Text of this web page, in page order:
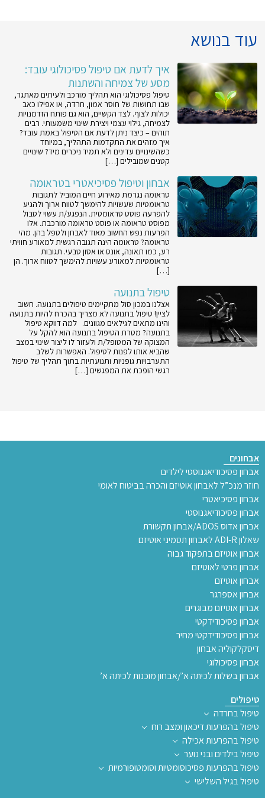
עוד בנושא
איך לדעת אם טיפול פסיכולוגי עובד:
מסע של צמיחה והשתנות
טיפול פסיכולוגי הוא תהליך מורכב ולעיתים מאתגר,
שבו תחושות של חוסר אמון, חרדה, או אפילו כאב
יכולות לצוף. לצד הקשיים, הוא גם פותח הזדמנויות
לצמיחה, גילוי עצמי ויצירת שינוי משמעותי. רבים
תוהים – כיצד ניתן לדעת אם הטיפול באמת עובד?
איך מזהים את התקדמות התהליך, במיוחד
כשהשינויים עדינים ולא תמיד ניכרים מיד? שינויים
קטנים שמובילים […]
אבחון וטיפול פסיכיאטרי בטראומה
טראומה נגרמת מאירוע חיים המוביל לתגובות
טראומטיות שעשויות להימשך לטווח ארוך ולהגיע
להפרעה פוסט טראומטית. הנפגע/ת עשוי לסבול
מפוסט טראומה או פוסט טראומה מורכבת. אלו
הפרעות נפש החשוב מאוד לאבחן ולטפל בהן. מהי
טראומה? טראומה הינה תגובה רגשית למאורע חוויתי
רע, כמו תאונה, אונס או אסון טבעי. תגובות
טראומטיות למאורע עשויות להימשך לטווח ארוך. הן
[…]
טיפול בתנועה
אצלנו במכון סול מתקיימים טיפולים בתנועה. חשוב
לציין! טיפול בתנועה לא מצריך בהכרח להיות בתנועה
והינו מתאים לגילאים מגוונים. למה דווקא טיפול
בתנועה? מטרת הטיפול בתנועה הוא להקל על
המצוקה של המטופל/ת ולעזור לו ליצור שינוי במצב
שהביא אותו לפנות לטיפול. האפשרות לשלב
התערבויות גופניות ותנועתיות בתוך תהליך של טיפול
רגשי הופכת את המפגשים […]
אבחונים
אבחון פסיכודיאגנוסטי לילדים
חוזר מנכ”ל לאבחון אוטיזם והכרה בביטוח לאומי
אבחון פסיכיאטרי
אבחון פסיכודיאגנוסטי
אבחון אדוס ADOS/אבחון תקשורת
שאלון ADI-R לאבחון תסמיני אוטיזם
אבחון אוטיזם בתפקוד גבוה
אבחון פרטי לאוטיזם
אבחון אוטיזם
אבחון אספרגר
אבחון אוטיזם מבוגרים
אבחון פסיכודידקטי
אבחון פסיכודידקטי מחיר
דיסקלקוליה אבחון
אבחון פסיכולוגי
אבחון בשלות לכיתה א’/אבחון מוכנות לכיתה א’
טיפולים
טיפול בחרדה
טיפול בהפרעות דיכאון ומצב רוח
טיפול בהפרעות אכילה
טיפול בילדים ובני נוער
טיפול בהפרעות פסיכוסומטיות וסומטופורמיות
טיפול בגיל השלישי